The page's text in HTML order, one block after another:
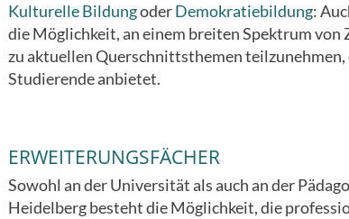
Kulturelle BildungoderDemokratiebildung:
die Möglichkeit, an einem breiten Spektrum
zu aktuellen Querschnittsthemen teilzunehmen,
Studierende anbietet.
ERWEITERUNGSFÄCHER
Sowohl an der Universität als auch an der
Heidelberg besteht die Möglichkeit, die